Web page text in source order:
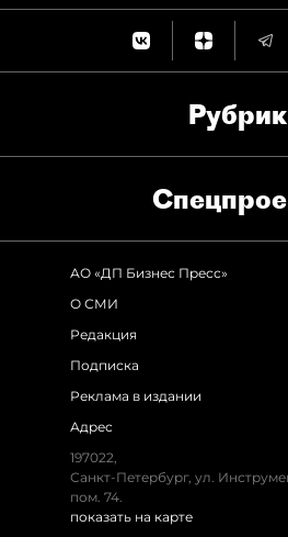
АО «ДП Бизнес Пресс»
О СМИ
Редакция
Подписка
Реклама в издании
Адрес
197022,
Санкт-Петербург, ул.
пом. 74.
показать на карте